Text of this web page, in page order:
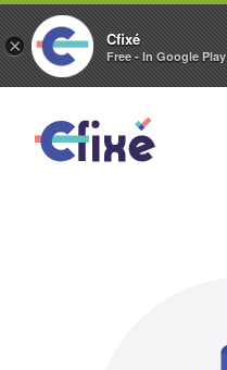
× Cfixé
Free - In Google Play